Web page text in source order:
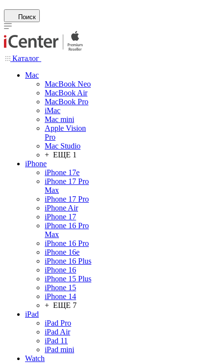
Поиск
Каталог
Mac
MacBook Neo
MacBook Air
MacBook Pro
iMac
Mac mini
Apple Vision
Pro
Mac Studio
+ ЕЩЕ 1
iPhone
iPhone 17e
iPhone 17 Pro
Max
iPhone 17 Pro
iPhone Air
iPhone 17
iPhone 16 Pro
Max
iPhone 16 Pro
iPhone 16e
iPhone 16 Plus
iPhone 16
iPhone 15 Plus
iPhone 15
iPhone 14
+ ЕЩЕ 7
iPad
iPad Pro
iPad Air
iPad 11
iPad mini
Watch